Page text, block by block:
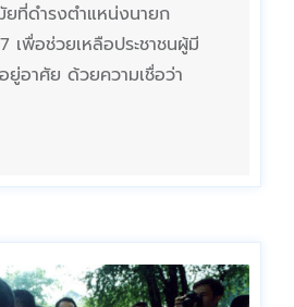
ยที่ดำรงตำแหน่งนายก
เพื่อช่วยเหลือประชาชนผู้มี
ยู่อาศัย ด้วยความเชื่อว่า